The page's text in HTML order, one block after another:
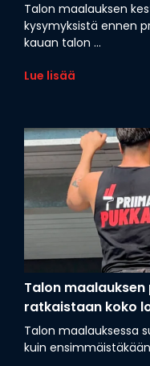
Talon maalauksen
kysymyksistä ennen
kauan talon ...
Lue lisää
Talon
ratkaistaan koko
Talon maalauksessa
kuin